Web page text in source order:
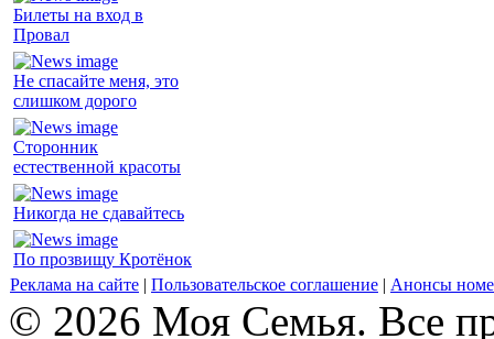
Билеты на вход в
Провал
Не спасайте меня, это
слишком дорого
Сторонник
естественной красоты
Никогда не сдавайтесь
По прозвищу Кротёнок
Реклама на сайте | Пользовательское соглашение | Анонсы
© 2026 Моя Семья. Все